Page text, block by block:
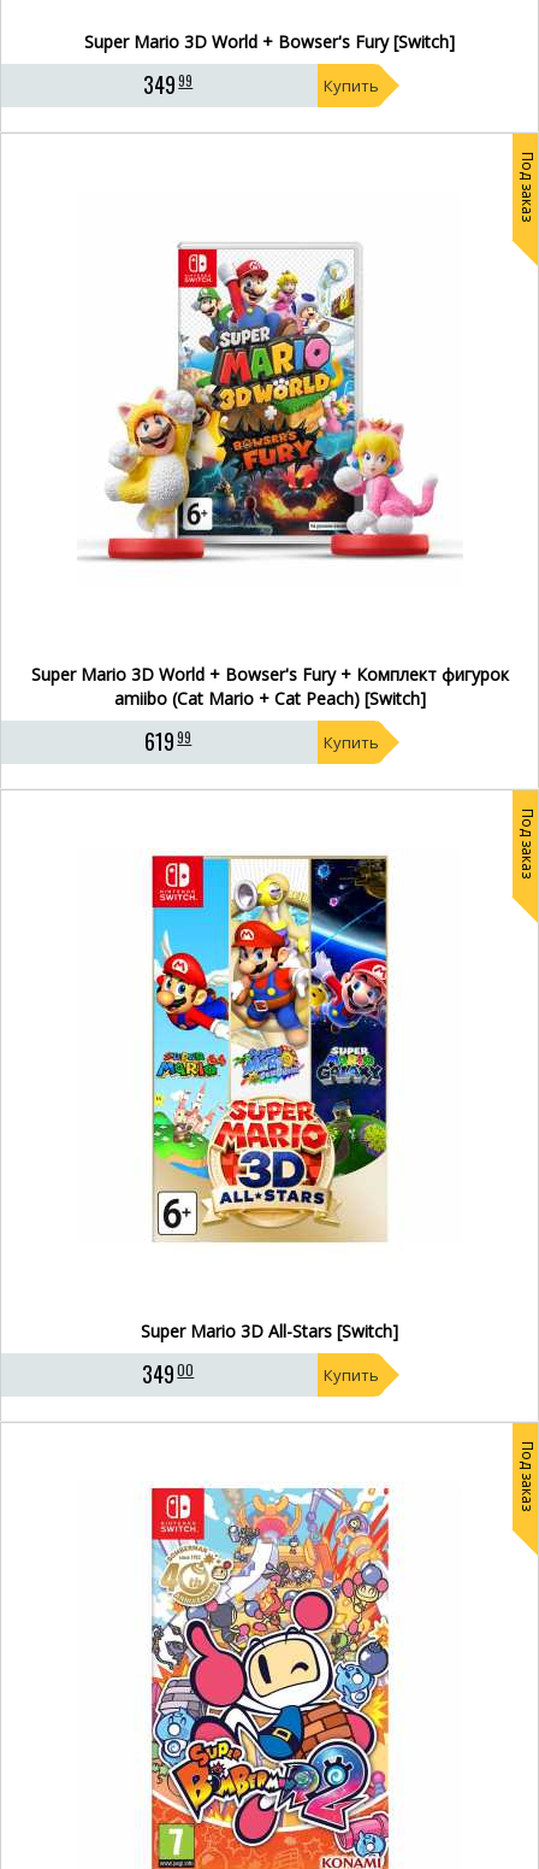
Super Mario 3D World + Bowser's Fury [Switch]
34999 Купить
Под заказ
Super Mario 3D World + Bowser's Fury + Комплект фигурок
amiibo (Cat Mario + Cat Peach) [Switch]
61999 Купить
Под заказ
Super Mario 3D All-Stars [Switch]
34900 Купить
Под заказ